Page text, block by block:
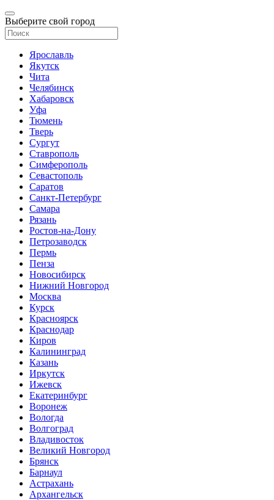
Выберите свой город
Ярославль
Якутск
Чита
Челябинск
Хабаровск
Уфа
Тюмень
Тверь
Сургут
Ставрополь
Симферополь
Севастополь
Саратов
Санкт-Петербург
Самара
Рязань
Ростов-на-Дону
Петрозаводск
Пермь
Пенза
Новосибирск
Нижний Новгород
Москва
Курск
Красноярск
Краснодар
Киров
Калининград
Казань
Иркутск
Ижевск
Екатеринбург
Воронеж
Вологда
Волгоград
Владивосток
Великий Новгород
Брянск
Барнаул
Астрахань
Архангельск